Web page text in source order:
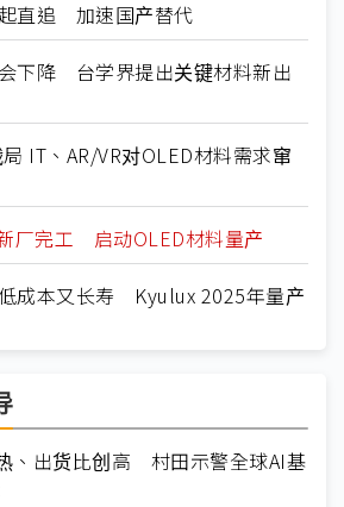
直追 加速国产替代
下降 台学界提出关键材料新出
IT、AR/VR对OLED材料需求窜
厂完工 启动OLED材料量产
成本又长寿 Kyulux 2025年量产
、出货比创高 村田示警全球AI基